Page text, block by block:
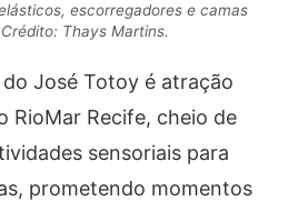
escorregadores e camas
Thays Martins.
José Totoy é atração
RioMar Recife, cheio de
sensoriais para
prometendo momentos